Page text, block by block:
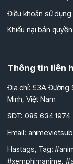
Điều khoản sử dụng
Khiếu nại bản quyền
Thông tin liên
Địa chỉ: 93A Đường
Minh, Việt Nam
SĐT: 085 634 1974
Email:
Hastags, Tag:
#xemphimanime,